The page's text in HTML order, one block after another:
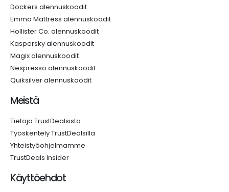
Dockers alennuskoodit
Emma Mattress alennuskoodit
Hollister Co. alennuskoodit
Kaspersky alennuskoodit
Magix alennuskoodit
Nespresso alennuskoodit
Quiksilver alennuskoodit
Meistä
Tietoja TrustDealsista
Työskentely TrustDealsilla
Yhteistyöohjelmamme
TrustDeals Insider
Käyttöehdot